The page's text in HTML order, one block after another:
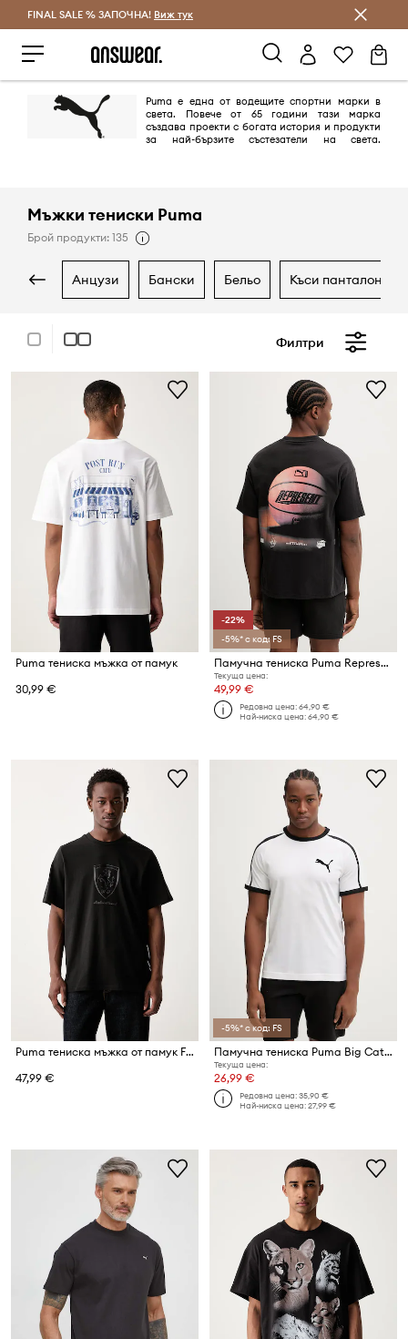
Спестявай с Answear Club
FINAL SALE % ЗАПОЧНА! Виж тук
Puma е една от водещите спортни марки в
света. Повече от 65 години тази марка
създава проекти с богата история и продукти
за най-бързите състезатели на света.
Мъжки тениски Puma
Брой продукти: 135
анцузи бански бельо къси панталони
Филтри
Puma тениска мъжка от памук
30,99 €
-22%
-5%* с код: FS
Памучна тениска Puma Represent
Текуща цена:
49,99 €
Редовна цена:64,90 €
Най-ниска цена:64,90 €
Puma тениска мъжка от памук Ferrari
47,99 €
-5%* с код: FS
Памучна тениска Puma Big Cat Ringer
Текуща цена:
26,99 €
Редовна цена:35,90 €
Най-ниска цена:27,99 €